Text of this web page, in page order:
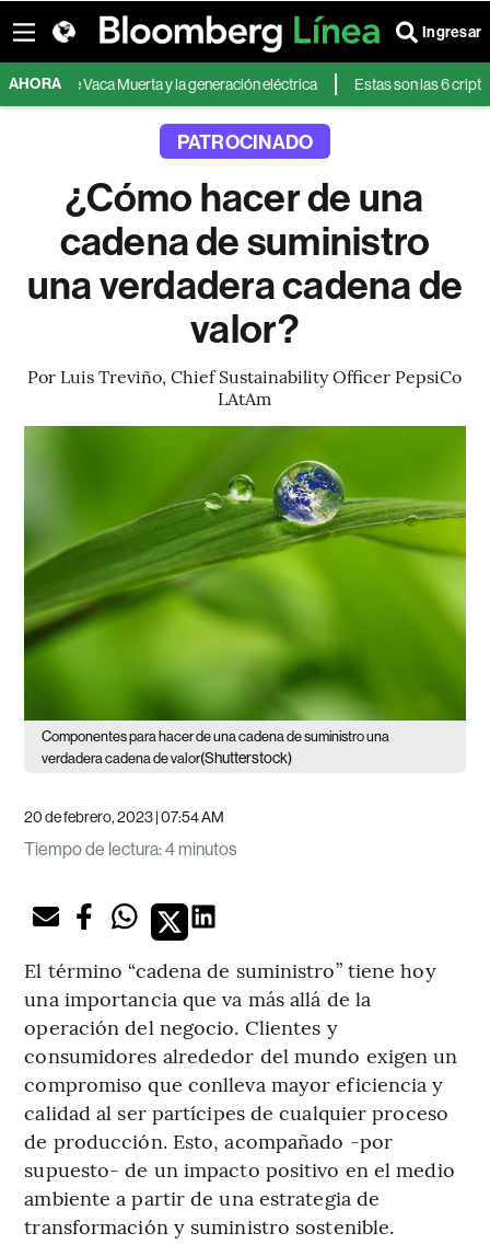
Ingresar
AHORAde Vaca Muerta y la generación eléctrica Estas son las 6
PATROCINADO
¿Cómo hacer de una
cadena de suministro
una verdadera cadena de
valor?
Por Luis Treviño, Chief Sustainability Officer PepsiCo
LAtAm
Componentes para hacer de una cadena de suministro una
verdadera cadena de valor(Shutterstock)
20 de febrero, 2023 | 07:54 AM
Tiempo de lectura:4 minutos
El término “cadena de suministro” tiene hoy
una importancia que va más allá de la
operación del negocio. Clientes y
consumidores alrededor del mundo exigen un
compromiso que conlleva mayor eficiencia y
calidad al ser partícipes de cualquier proceso
de producción. Esto, acompañado -por
supuesto- de un impacto positivo en el medio
ambiente a partir de una estrategia de
transformación y suministro sostenible.